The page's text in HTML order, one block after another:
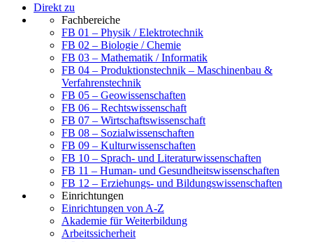
Direkt zu
Fachbereiche
FB 01 – Physik / Elektrotechnik
FB 02 – Biologie / Chemie
FB 03 – Mathematik / Informatik
FB 04 – Produktionstechnik – Maschinenbau &
Verfahrenstechnik
FB 05 – Geowissenschaften
FB 06 – Rechtswissenschaft
FB 07 – Wirtschaftswissenschaft
FB 08 – Sozialwissenschaften
FB 09 – Kulturwissenschaften
FB 10 – Sprach- und Literaturwissenschaften
FB 11 – Human- und Gesundheitswissenschaften
FB 12 – Erziehungs- und Bildungswissenschaften
Einrichtungen
Einrichtungen von A-Z
Akademie für Weiterbildung
Arbeitssicherheit